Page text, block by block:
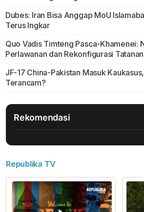
Dubes: Iran Bisa Anggap MoU
Terus Ingkar
Quo Vadis Timteng Pasca-Khamenei:
Perlawanan dan Rekonfigurasi
JF-17 China-Pakistan Masuk
Terancam?
Rekomendasi
Republika TV